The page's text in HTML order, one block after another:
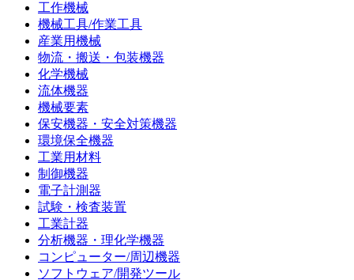
工作機械
機械工具/作業工具
産業用機械
物流・搬送・包装機器
化学機械
流体機器
機械要素
保安機器・安全対策機器
環境保全機器
工業用材料
制御機器
電子計測器
試験・検査装置
工業計器
分析機器・理化学機器
コンピューター/周辺機器
ソフトウェア/開発ツール